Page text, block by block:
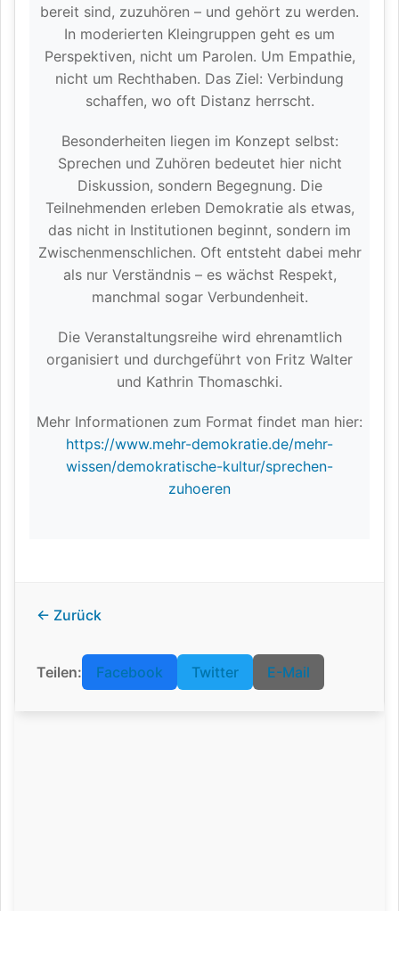
bereit sind, zuzuhören – und gehört zu werden.
In moderierten Kleingruppen geht es um
Perspektiven, nicht um Parolen. Um Empathie,
nicht um Rechthaben. Das Ziel: Verbindung
schaffen, wo oft Distanz herrscht.
Besonderheiten liegen im Konzept selbst:
Sprechen und Zuhören bedeutet hier nicht
Diskussion, sondern Begegnung. Die
Teilnehmenden erleben Demokratie als etwas,
das nicht in Institutionen beginnt, sondern im
Zwischenmenschlichen. Oft entsteht dabei mehr
als nur Verständnis – es wächst Respekt,
manchmal sogar Verbundenheit.
Die Veranstaltungsreihe wird ehrenamtlich
organisiert und durchgeführt von Fritz Walter
und Kathrin Thomaschki.
Mehr Informationen zum Format findet man hier:
https://www.mehr-demokratie.de/mehr-
wissen/demokratische-kultur/sprechen-
zuhoeren
← Zurück
Teilen: Facebook Twitter E-Mail